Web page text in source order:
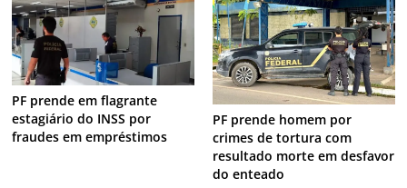
PF prende em flagrante
estagiário do INSS por
fraudes em empréstimos
PF prende homem por
crimes de tortura com
resultado morte em desfavor
do enteado